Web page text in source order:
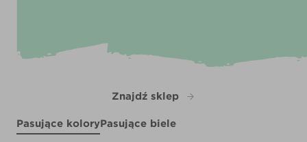
Znajdź sklep
Pasujące koloryPasujące biele